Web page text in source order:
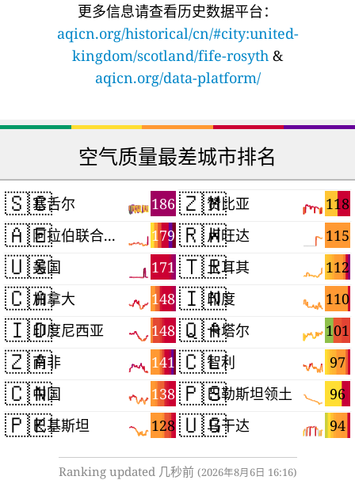
更多信息请查看历史数据平台：
aqicn.org/historical/cn/#city:united-
kingdom/scotland/fife-rosyth &
aqicn.org/data-platform/
空气质量最差城市排名
🇸🇨 186
塞舌尔
🇦🇪 179
阿拉伯联合酋长国
🇺🇸 171
美国
🇨🇦 148
加拿大
🇮🇩 148
印度尼西亚
🇿🇦 141
南非
🇨🇳 138
中国
🇵🇰 128
巴基斯坦
🇿🇲 118
赞比亚
🇷🇼 115
卢旺达
🇹🇷 112
土耳其
🇮🇳 110
印度
🇶🇦 101
卡塔尔
🇨🇱 97
智利
🇵🇸 96
巴勒斯坦领土
🇺🇬 94
乌干达
Ranking updated 几秒前 (2026年8月6日 16:16)